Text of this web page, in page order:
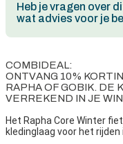
Heb je vragen over
wat advies voor je
COMBIDEAL:
ONTVANG 10%
RAPHA OF GOBIK. DE
VERREKEND IN JE
Het Rapha Core Winter
kledinglaag voor het